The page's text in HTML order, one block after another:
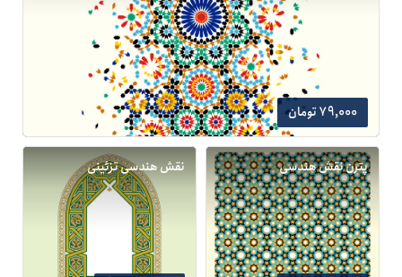
79,000 تومان
پترن نقش هندسی نقش هندسی تزئینی